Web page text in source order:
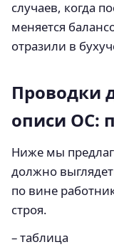
случаев, когда
меняется
отразили в
Проводки
описи ОС:
Ниже мы
должно
по вине
строя.
– таблица